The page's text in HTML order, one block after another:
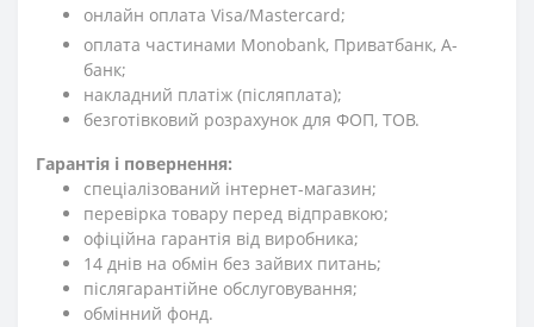
онлайн оплата Visa/Mastercard;
оплата частинами Monobank, Приватбанк, А-
банк;
накладний платіж (післяплата);
безготівковий розрахунок для ФОП, ТОВ.
Гарантія і повернення:
спеціалізований інтернет-магазин;
перевірка товару перед відправкою;
офіційна гарантія від виробника;
14 днів на обмін без зайвих питань;
післягарантійне обслуговування;
обмінний фонд.